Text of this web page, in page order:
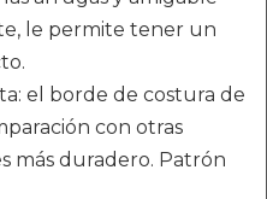
le permite tener un
el borde de costura de
con otras
más duradero. Patrón